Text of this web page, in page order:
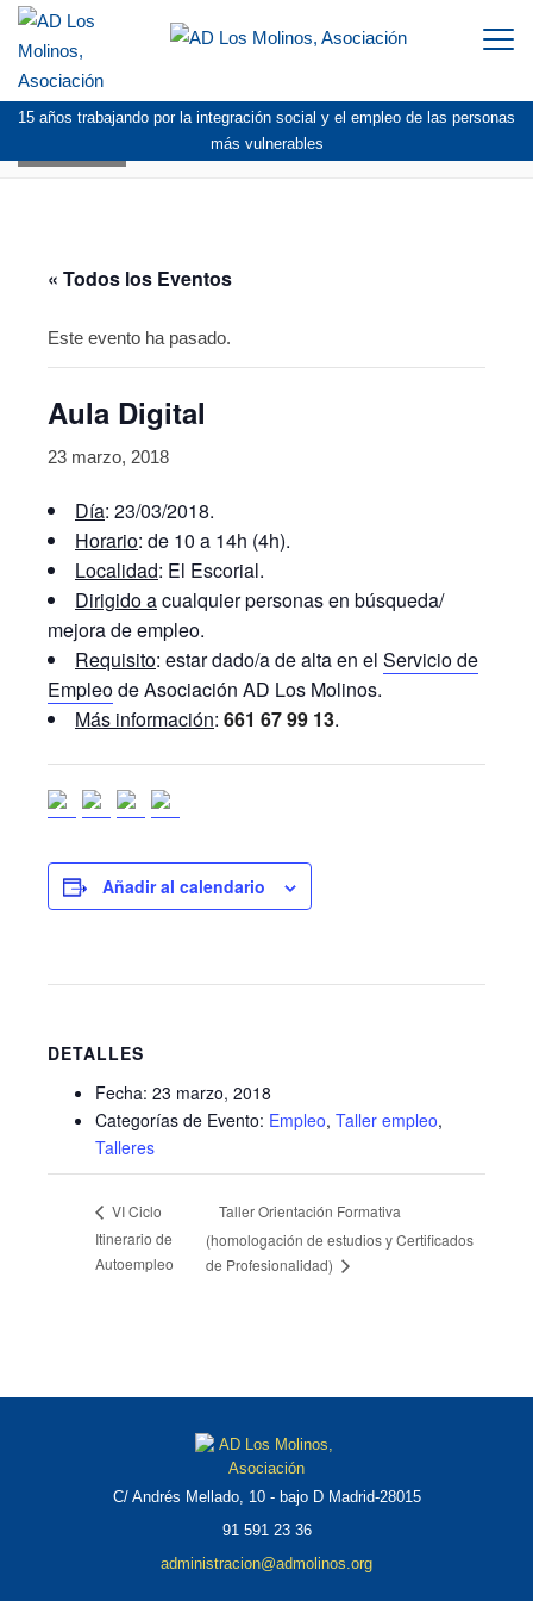
15 años trabajando por la integración social y el empleo de las personas
más vulnerables
« Todos los Eventos
Este evento ha pasado.
Aula Digital
23 marzo, 2018
Día: 23/03/2018.
Horario: de 10 a 14h (4h).
Localidad: El Escorial.
Dirigido acualquier personas en búsqueda/
mejora de empleo.
Requisito: estar dado/a de alta en el Servicio de
Empleode Asociación AD Los Molinos.
Más información: 661 67 99 13.
Añadir al calendario
DETALLES
Fecha: 23 marzo, 2018
Categorías de Evento: Empleo, Taller empleo,
Talleres
VI Ciclo
Itinerario de
Autoempleo
Taller Orientación Formativa
(homologación de estudios y Certificados
de Profesionalidad)
C/ Andrés Mellado, 10 - bajo D Madrid-28015
91 591 23 36
administracion@admolinos.org